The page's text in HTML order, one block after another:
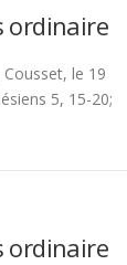
ordinaire
le 19
5, 15-20;
ordinaire